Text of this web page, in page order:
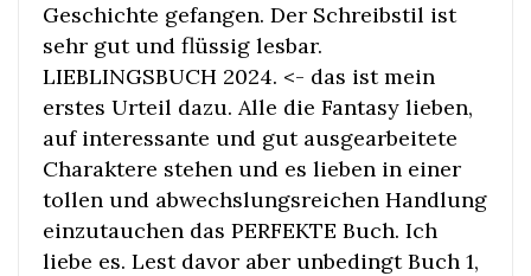
Geschichte gefangen. Der Schreibstil ist
sehr gut und flüssig lesbar.
LIEBLINGSBUCH 2024. <- das ist mein
erstes Urteil dazu. Alle die Fantasy lieben,
auf interessante und gut ausgearbeitete
Charaktere stehen und es lieben in einer
tollen und abwechslungsreichen Handlung
einzutauchen das PERFEKTE Buch. Ich
liebe es. Lest davor aber unbedingt Buch 1,